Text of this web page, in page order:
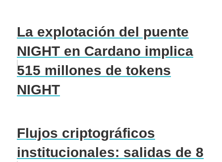
La explotación del puente
NIGHT en Cardano implica
515 millones de tokens
NIGHT
Flujos criptográficos
institucionales: salidas de 8